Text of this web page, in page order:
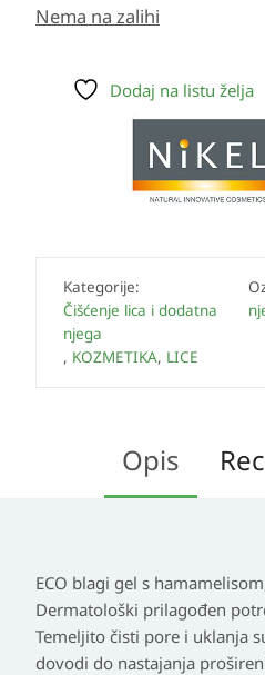
Nema na zalihi
Dodaj na listu želja
Kategorije:
Čišćenje lica i dodatna
njega
, KOZMETIKA, LICE
Opis
ECO blagi gel s
Dermatološki prilagođen
Temeljito čisti pore i uklanja
dovodi do nastajanja